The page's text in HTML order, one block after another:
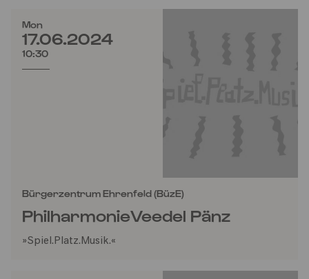
Mon
17.06.2024
10:30
Bürgerzentrum Ehrenfeld (BüzE)
PhilharmonieVeedel Pänz
»Spiel.Platz.Musik.«